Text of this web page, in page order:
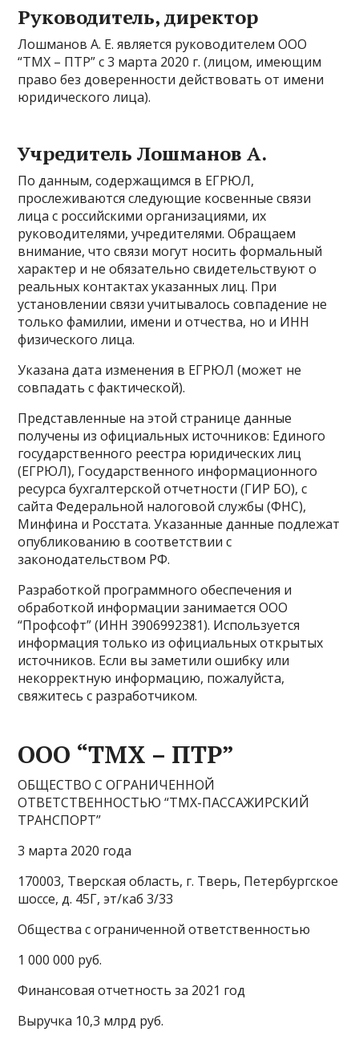
Руководитель, директор
Лошманов А. Е. является руководителем ООО
“ТМХ – ПТР” с 3 марта 2020 г. (лицом, имеющим
право без доверенности действовать от имени
юридического лица).
Учредитель Лошманов А.
По данным, содержащимся в ЕГРЮЛ,
прослеживаются следующие косвенные связи
лица с российскими организациями, их
руководителями, учредителями. Обращаем
внимание, что связи могут носить формальный
характер и не обязательно свидетельствуют о
реальных контактах указанных лиц. При
установлении связи учитывалось совпадение не
только фамилии, имени и отчества, но и ИНН
физического лица.
Указана дата изменения в ЕГРЮЛ (может не
совпадать с фактической).
Представленные на этой странице данные
получены из официальных источников: Единого
государственного реестра юридических лиц
(ЕГРЮЛ), Государственного информационного
ресурса бухгалтерской отчетности (ГИР БО), с
сайта Федеральной налоговой службы (ФНС),
Минфина и Росстата. Указанные данные подлежат
опубликованию в соответствии с
законодательством РФ.
Разработкой программного обеспечения и
обработкой информации занимается ООО
“Профсофт” (ИНН 3906992381). Используется
информация только из официальных открытых
источников. Если вы заметили ошибку или
некорректную информацию, пожалуйста,
свяжитесь с разработчиком.
ООО “ТМХ – ПТР”
ОБЩЕСТВО С ОГРАНИЧЕННОЙ
ОТВЕТСТВЕННОСТЬЮ “ТМХ-ПАССАЖИРСКИЙ
ТРАНСПОРТ”
3 марта 2020 года
170003, Тверская область, г. Тверь, Петербургское
шоссе, д. 45Г, эт/каб 3/33
Общества с ограниченной ответственностью
1 000 000 руб.
Финансовая отчетность за 2021 год
Выручка 10,3 млрд руб.